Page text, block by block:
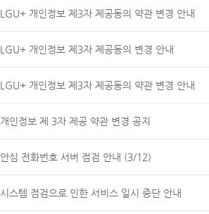
LGU+ 개인정보 제3자 제공동의 약관 변경 안내
LGU+ 개인정보 제3자 제공동의 변경 안내
LGU+ 개인정보 제3자 제공동의 약관 변경 안내
개인정보 제 3자 제공 약관 변경 공지
안심 전화번호 서버 점검 안내 (3/12)
시스템 점검으로 인한 서비스 일시 중단 안내